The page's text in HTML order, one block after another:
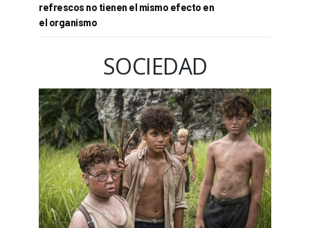
refrescos no tienen el mismo efecto en
el organismo
SOCIEDAD